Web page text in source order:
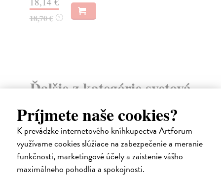
Príjmete naše cookies?
K prevádzke internetového kníhkupectva Artforum
využívame cookies slúžiace na zabezpečenie a meranie
funkčnosti, marketingové účely a zaistenie vášho
maximálneho pohodlia a spokojnosti.
18,70 € ?
Ďalšie z kategórie svetová
beletria
novinka